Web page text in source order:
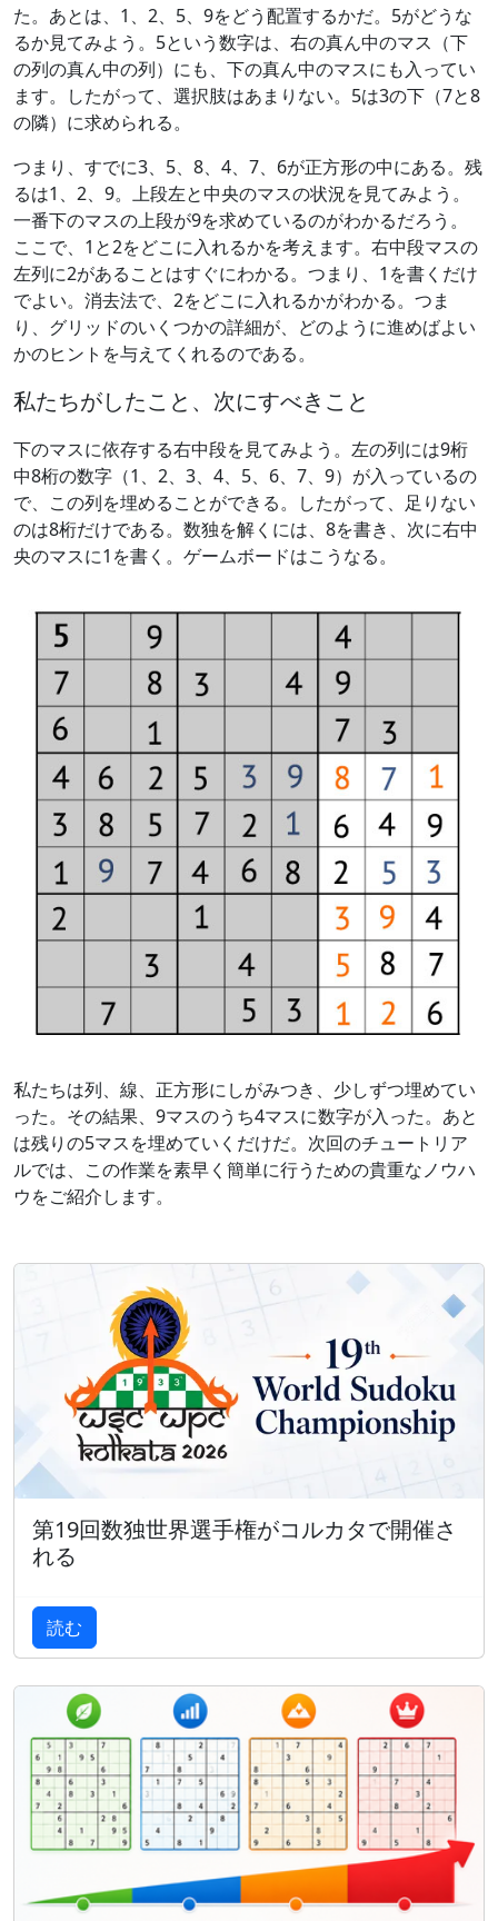
た。あとは、1、2、5、9をどう配置するかだ。5がどうな
るか見てみよう。5という数字は、右の真ん中のマス（下
の列の真ん中の列）にも、下の真ん中のマスにも入ってい
ます。したがって、選択肢はあまりない。5は3の下（7と8
の隣）に求められる。
つまり、すでに3、5、8、4、7、6が正方形の中にある。残
るは1、2、9。上段左と中央のマスの状況を見てみよう。
一番下のマスの上段が9を求めているのがわかるだろう。
ここで、1と2をどこに入れるかを考えます。右中段マスの
左列に2があることはすぐにわかる。つまり、1を書くだけ
でよい。消去法で、2をどこに入れるかがわかる。つま
り、グリッドのいくつかの詳細が、どのように進めばよい
かのヒントを与えてくれるのである。
私たちがしたこと、次にすべきこと
下のマスに依存する右中段を見てみよう。左の列には9桁
中8桁の数字（1、2、3、4、5、6、7、9）が入っているの
で、この列を埋めることができる。したがって、足りない
のは8桁だけである。数独を解くには、8を書き、次に右中
央のマスに1を書く。ゲームボードはこうなる。
私たちは列、線、正方形にしがみつき、少しずつ埋めてい
った。その結果、9マスのうち4マスに数字が入った。あと
は残りの5マスを埋めていくだけだ。次回のチュートリア
ルでは、この作業を素早く簡単に行うための貴重なノウハ
ウをご紹介します。
第19回数独世界選手権がコルカタで開催さ
れる
読む